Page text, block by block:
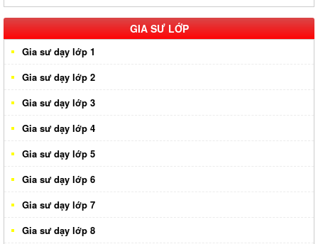
Gia sư huyện Củ Chi
GIA SƯ LỚP
Gia sư dạy lớp 1
Gia sư dạy lớp 2
Gia sư dạy lớp 3
Gia sư dạy lớp 4
Gia sư dạy lớp 5
Gia sư dạy lớp 6
Gia sư dạy lớp 7
Gia sư dạy lớp 8